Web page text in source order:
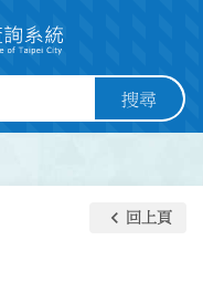
搜尋
keyboard_arrow_left 回上頁